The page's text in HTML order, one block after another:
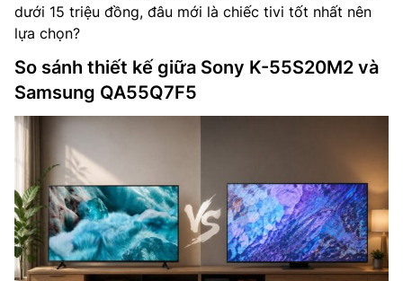
dưới 15 triệu đồng, đâu mới là chiếc tivi tốt nhất nên
lựa chọn?
So sánh thiết kế giữa Sony K-55S20M2 và
Samsung QA55Q7F5